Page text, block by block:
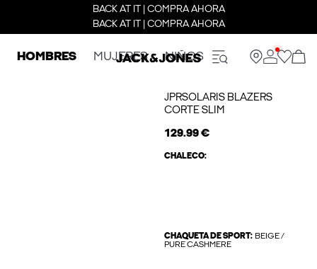
BACK AT IT | COMPRA AHORA
BACK AT IT | COMPRA AHORA
HOMBRES MUJERES NIÑOS
JPRSOLARIS BLAZERS
CORTE SLIM
129.99 €
CHALECO:
CHAQUETA DE SPORT: BEIGE /
PURE CASHMERE